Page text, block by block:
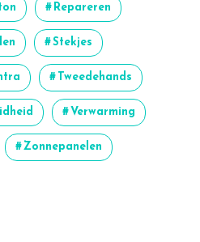
Repareren
Stekjes
Tweedehands
Verwarming
Zonnepanelen